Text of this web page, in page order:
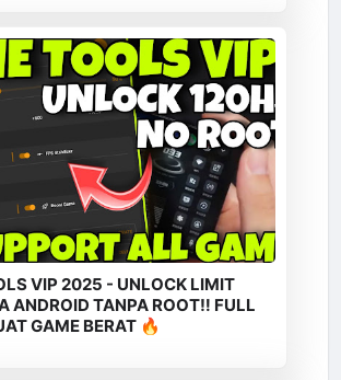
VIP 2025 - UNLOCK LIMIT
ANDROID TANPA ROOT‼️ FULL
GAME BERAT 🔥